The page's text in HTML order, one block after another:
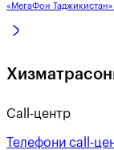
«МегаФон Таджикистан»
Call-центр
Телефони call-